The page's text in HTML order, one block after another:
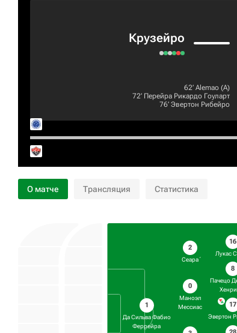
Крузейро
62‎’‎ Alemao (А)
72‎’‎ Перейра Рикардо Гоуларт
76‎’‎ Эвертон Рибейро
О матче Трансляция Статистика
1
Да Сильва Фабио
Феррейра
2
Сеара́
0
Маноэл
Мессиас
16
Лукас
8
Пачецо
17
Эвертон